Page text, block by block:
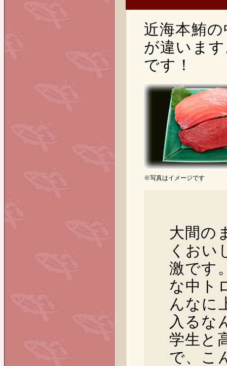
近海本鮪
が違いま
です！
※写真はイメージです
大間の
くおい
激です
な中ト
んなに
入るな
学生と
で、こ